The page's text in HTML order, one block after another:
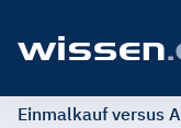
Einmalkauf versus